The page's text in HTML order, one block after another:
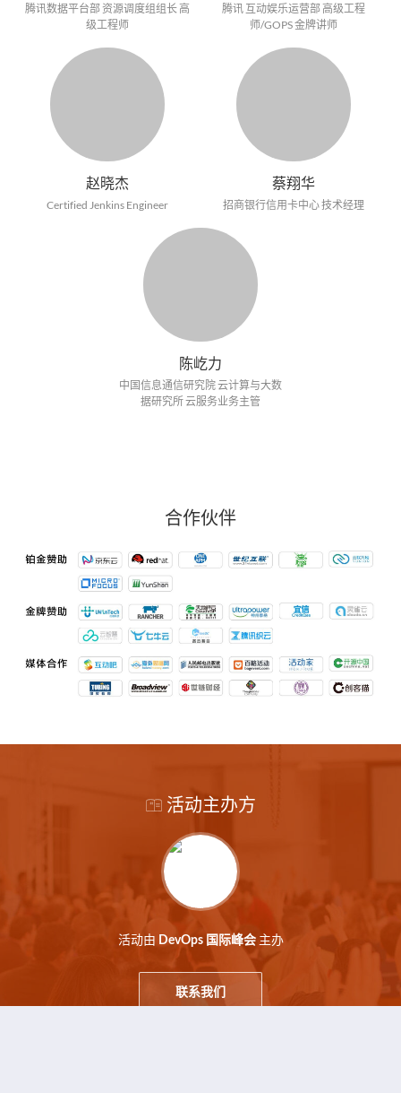
腾讯数据平台部 资源调度组组长 高
级工程师
腾讯 互动娱乐运营部 高级工程
师/GOPS 金牌讲师
赵晓杰
Certified Jenkins Engineer
蔡翔华
招商银行信用卡中心 技术经理
陈屹力
中国信息通信研究院 云计算与大数
据研究所 云服务业务主管
合作伙伴
活动主办方
活动由 DevOps 国际峰会主办
联系我们